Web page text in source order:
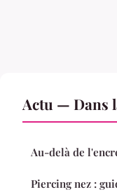
Actu — Dans
Au-delà de
Piercing nez :